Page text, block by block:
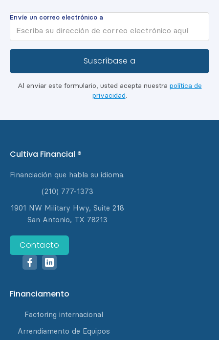
Envíe un correo electrónico a
Al enviar este formulario, usted acepta nuestra política de
privacidad.
Cultiva Financial ®
Financiación que habla su idioma.
(210) 777-1373
1901 NW Military Hwy, Suite 218
San Antonio, TX 78213
Contacto
Financiamento
Factoring internacional
Arrendiamento de Equipos